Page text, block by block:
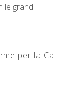
le grandi
per la Call